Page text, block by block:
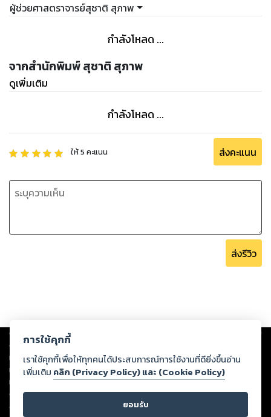
ผู้ช่วยศาสตราจารย์สุชาติ สุภาพ
กำลังโหลด ...
จากสำนักพิมพ์ สุชาติ สุภาพ
ดูเพิ่มเติม
กำลังโหลด ...
ให้5 คะแนน ส่งคะแนน
ส่งรีวิว
Copyright © 2026
ต่อผลงานหรือเนื้อหาใดที่อัปโหลดผ่านเว็บไซต์และปรากฏว่าละเมิดสิทธิใน
ทรัพย์สินทางปัญญาของบุคคลอื่นหรือขัดต่อกฎหมายและศีลธรรม ดังนั้น ผู้อ่าน
ทุกท่านโปรดใช้วิจารณญาณในการกลั่นกรองด้วยตนเอง และหากท่านพบว่าส่วน
หนึ่งส่วนใดขัดต่อกฎหมายและศีลธรรม กรุณาแจ้งมายังบริษัท เพื่อทีมงานจะได้
ดำเนินการในทันที ทั้งนี้ ทางสตอรี่ล็อกขอสงวนลิขสิทธิ์ตามพระราชบัญญัติ
ลิขสิทธิ์ พ.ศ. 2537 (ฉบับล่าสุด)
การใช้คุกกี้
เราใช้คุกกี้เพื่อให้ทุกคนได้ประสบการณ์การใช้งานที่ดียิ่งขึ้นอ่าน
เพิ่มเติม คลิก (Privacy Policy) และ (Cookie Policy)
ยอมรับ